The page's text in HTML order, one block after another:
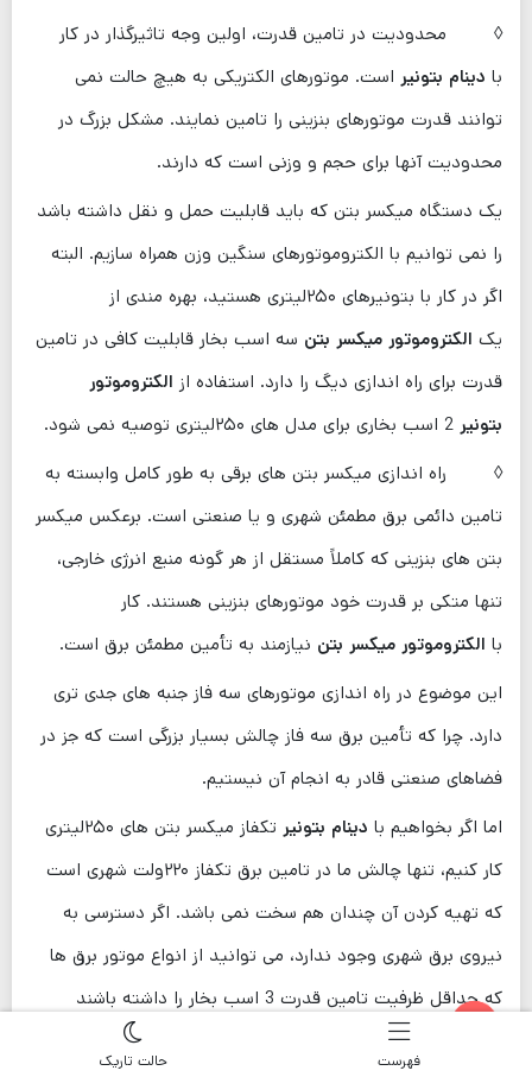
◊ محدودیت در تامین قدرت، اولین وجه تاثیرگذار در کار
با دینام بتونیر است. موتورهای الکتریکی به هیچ حالت نمی
توانند قدرت موتورهای بنزینی را تامین نمایند. مشکل بزرگ در
محدودیت آنها برای حجم و وزنی است که دارند.
یک دستگاه میکسر بتن که باید قابلیت حمل و نقل داشته باشد
را نمی توانیم با الکتروموتورهای سنگین وزن همراه سازیم. البته
اگر در کار با بتونیرهای ۲۵۰لیتری هستید، بهره ‌مندی از
یک الکتروموتور میکسر بتن سه اسب بخار قابلیت کافی در تامین
قدرت برای راه اندازی دیگ را دارد. استفاده از الکتروموتور
بتونیر
◊ راه اندازی میکسر بتن های برقی به طور کامل وابسته به
تامین دائمی برق مطمئن شهری و یا صنعتی است. برعکس میکسر
بتن های بنزینی که کاملاً مستقل از هر گونه منبع انرژی خارجی،
تنها متکی بر قدرت خود موتورهای بنزینی هستند. کار
با الکتروموتور میکسر بتن نیازمند به تأمین مطمئن برق است.
این موضوع در راه اندازی موتورهای سه فاز جنبه ‌های جدی تری
دارد. چرا که تأمین برق سه فاز چالش بسیار بزرگی است که جز در
فضاهای صنعتی قادر به انجام آن نیستیم.
اما اگر بخواهیم با دینام بتونیر
تکفاز میکسر بتن های ۲۵۰لیتری
کار کنیم، تنها چالش ما در تامین برق تکفاز ۲۲۰ولت شهری است
که تهیه کردن آن چندان هم سخت نمی باشد. اگر دسترسی به
نیروی برق شهری وجود ندارد، می توانید از انواع موتور برق ها
که حداقل ظرفیت تامین قدرت 3 اسب بخار را داشته باشند
استفاده کنید.
فهرست حالت تاریک Open chaty